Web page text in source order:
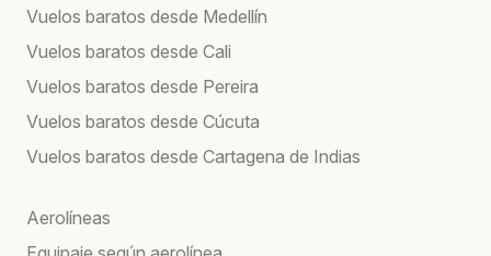
Vuelos baratos desde Medellín
Vuelos baratos desde Cali
Vuelos baratos desde Pereira
Vuelos baratos desde Cúcuta
Vuelos baratos desde Cartagena de Indias
Aerolíneas